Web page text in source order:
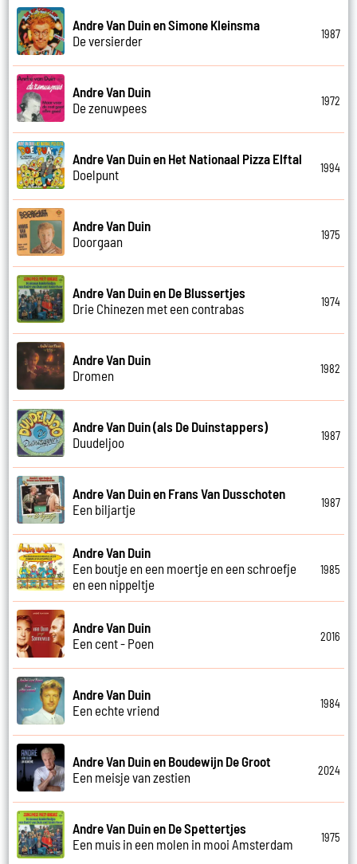
Andre Van Duin en Simone Kleinsma
De versierder
1987
Andre Van Duin
De zenuwpees
1972
Andre Van Duin en Het Nationaal Pizza Elftal
Doelpunt
1994
Andre Van Duin
Doorgaan
1975
Andre Van Duin en De Blussertjes
Drie Chinezen met een contrabas
1974
Andre Van Duin
Dromen
1982
Andre Van Duin (als De Duinstappers)
Duudeljoo
1987
Andre Van Duin en Frans Van Dusschoten
Een biljartje
1987
Andre Van Duin
Een boutje en een moertje en een schroefje
en een nippeltje
1985
Andre Van Duin
Een cent - Poen
2016
Andre Van Duin
Een echte vriend
1984
Andre Van Duin en Boudewijn De Groot
Een meisje van zestien
2024
Andre Van Duin en De Spettertjes
Een muis in een molen in mooi Amsterdam
1975